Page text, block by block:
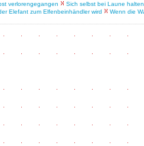
verlorengegangen
Sich selbst bei Laune
Elefant zum Elfenbeinhändler wird
Wenn die